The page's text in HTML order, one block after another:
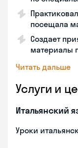
посещала
Создает
материалы
Читать дальше
Услуги и
Итальянский
Уроки